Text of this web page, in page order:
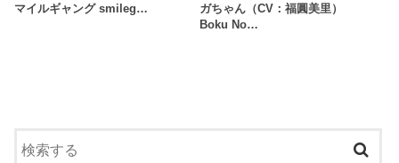
マイルギャング smileg…
ガちゃん（CV：福圓美里）
Boku No…